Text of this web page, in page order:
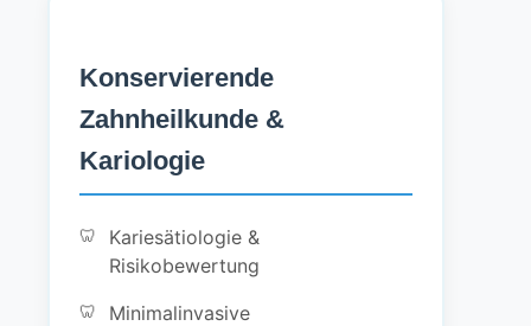
Konservierende
Zahnheilkunde &
Kariologie
Kariesätiologie &
Risikobewertung
Minimalinvasive